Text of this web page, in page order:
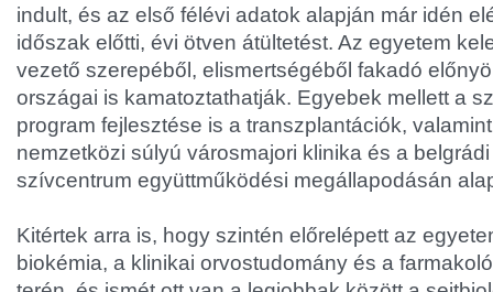
indult, és az első félévi adatok alapján már idén
időszak előtti, évi ötven átültetést. Az egyetem
vezető szerepéből, elismertségéből fakadó
országai is kamatoztathatják. Egyebek mellett a
program fejlesztése is a transzplantációk,
nemzetközi súlyú városmajori klinika és a
szívcentrum együttműködési megállapodásán
Kitértek arra is, hogy szintén előrelépett az
biokémia, a klinikai orvostudomány és a